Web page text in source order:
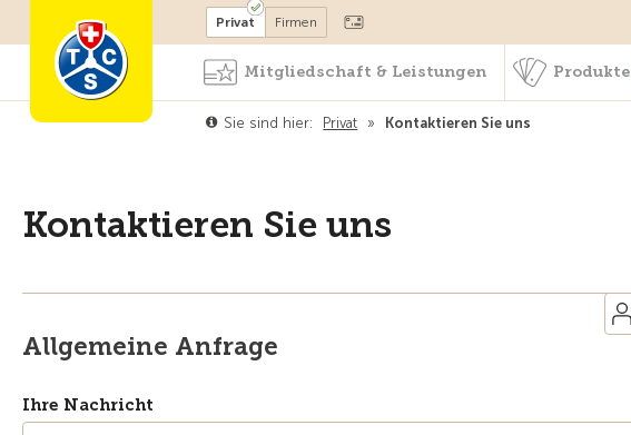
Mitglied werden
Privat Firmen
Mitgliedschaft & Leistungen Produkte
Sie sind hier: Privat » Kontaktieren Sie uns
Kontaktieren Sie uns
Allgemeine Anfrage
Ihre Nachricht